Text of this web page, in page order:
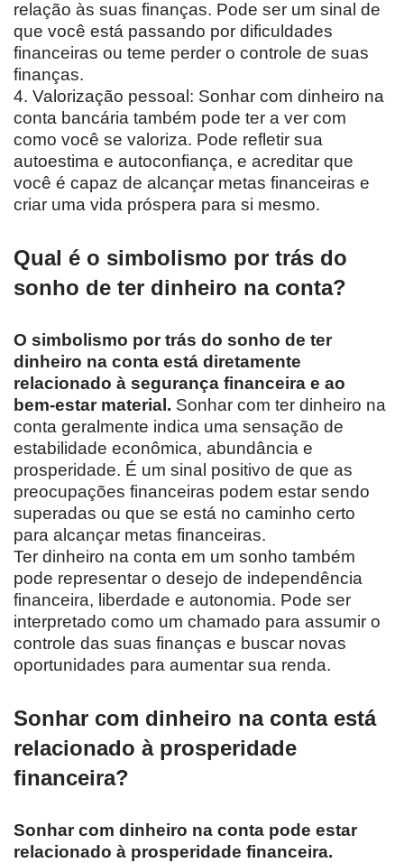
relação às suas finanças. Pode ser um sinal de
que você está passando por dificuldades
financeiras ou teme perder o controle de suas
finanças.
4. Valorização pessoal: Sonhar com dinheiro na
conta bancária também pode ter a ver com
como você se valoriza. Pode refletir sua
autoestima e autoconfiança, e acreditar que
você é capaz de alcançar metas financeiras e
criar uma vida próspera para si mesmo.
Qual é o simbolismo por trás do
sonho de ter dinheiro na conta?
O simbolismo por trás do sonho de ter
dinheiro na conta está diretamente
relacionado à segurança financeira e ao
bem-estar material. Sonhar com ter dinheiro na
conta geralmente indica uma sensação de
estabilidade econômica, abundância e
prosperidade. É um sinal positivo de que as
preocupações financeiras podem estar sendo
superadas ou que se está no caminho certo
para alcançar metas financeiras.
Ter dinheiro na conta em um sonho também
pode representar o desejo de independência
financeira, liberdade e autonomia. Pode ser
interpretado como um chamado para assumir o
controle das suas finanças e buscar novas
oportunidades para aumentar sua renda.
Sonhar com dinheiro na conta está
relacionado à prosperidade
financeira?
Sonhar com dinheiro na conta pode estar
relacionado à prosperidade financeira.